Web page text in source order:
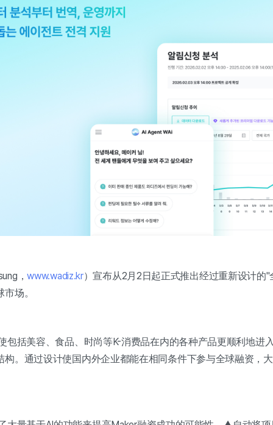
，www.wadiz.kr）宣布从2月2日起正式推出经过重新设计的
场。
包括美容、食品、时尚等K-消费品在内的各种产品更顺利地进
构。通过设计使国内外企业都能在相同条件下参与全球融资，